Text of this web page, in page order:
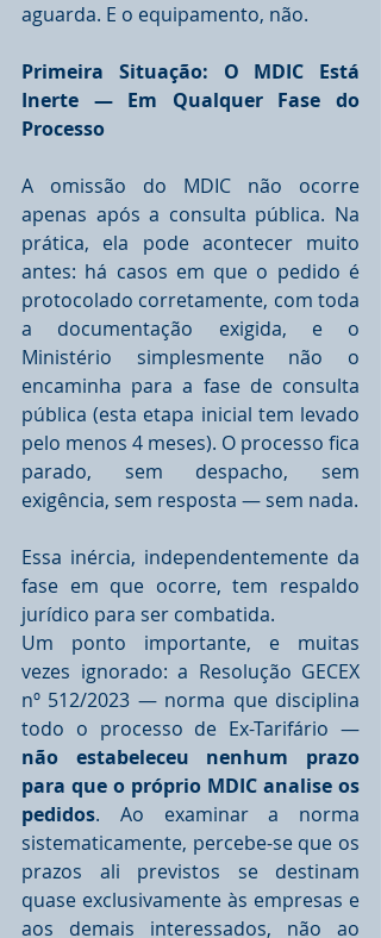
aguarda. E o equipamento, não.
Primeira Situação: O MDIC Está
Inerte — Em Qualquer Fase do
Processo
A omissão do MDIC não ocorre
apenas após a consulta pública. Na
prática, ela pode acontecer muito
antes: há casos em que o pedido é
protocolado corretamente, com toda
a documentação exigida, e o
Ministério simplesmente não o
encaminha para a fase de consulta
pública (esta etapa inicial tem levado
pelo menos 4 meses). O processo fica
parado, sem despacho, sem
exigência, sem resposta — sem nada.
Essa inércia, independentemente da
fase em que ocorre, tem respaldo
jurídico para ser combatida.
Um ponto importante, e muitas
vezes ignorado: a Resolução GECEX
nº 512/2023 — norma que disciplina
não estabeleceu nenhum prazo
para que o próprio MDIC analise os
pedidos. Ao examinar a norma
sistematicamente, percebe-se que os
prazos ali previstos se destinam
quase exclusivamente às empresas e
aos demais interessados, não ao